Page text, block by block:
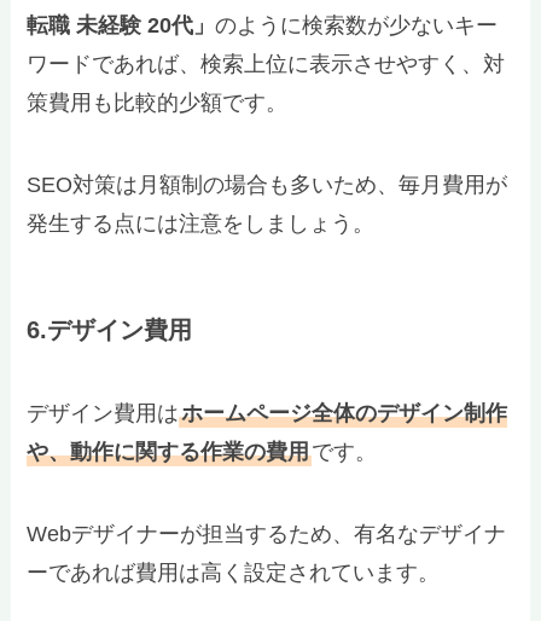
転職 未経験 20代」のように検索数が少ないキー
ワードであれば、検索上位に表示させやすく、対
策費用も比較的少額です。
SEO対策は月額制の場合も多いため、毎月費用が
発生する点には注意をしましょう。
6.デザイン費用
デザイン費用はホームページ全体のデザイン制作
や、動作に関する作業の費用です。
Webデザイナーが担当するため、有名なデザイナ
ーであれば費用は高く設定されています。